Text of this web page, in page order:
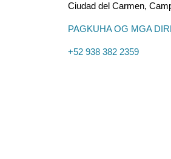
Ciudad del Carmen,
PAGKUHA OG MGA
+52 938 382 2359